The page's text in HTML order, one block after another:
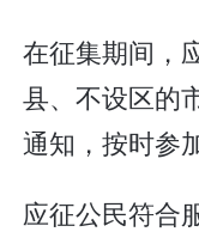
在征集期间，
县、不设区的
通知，按时参
应征公民符合